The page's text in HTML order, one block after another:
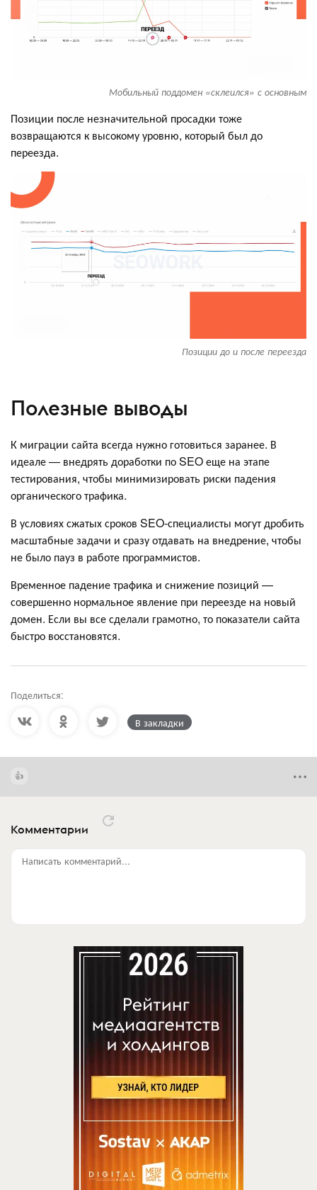
Мобильный поддомен «склеился» с основным
Позиции после незначительной просадки тоже
возвращаются к высокому уровню, который был до
переезда.
Позиции до и после переезда
Полезные выводы
К миграции сайта всегда нужно готовиться заранее. В
идеале — внедрять доработки по SEO еще на этапе
тестирования, чтобы минимизировать риски падения
органического трафика.
В условиях сжатых сроков SEO-специалисты могут дробить
масштабные задачи и сразу отдавать на внедрение, чтобы
не было пауз в работе программистов.
Временное падение трафика и снижение позиций —
совершенно нормальное явление при переезде на новый
домен. Если вы все сделали грамотно, то показатели сайта
быстро восстановятся.
Поделиться:
В закладки
Комментарии
Написать комментарий...